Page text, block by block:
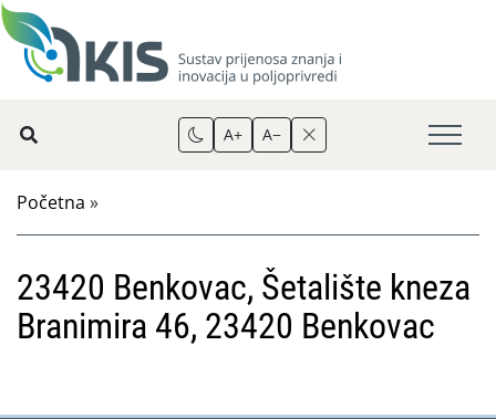
A+ A−
Početna »
23420 Benkovac, Šetalište kneza
Branimira 46, 23420 Benkovac